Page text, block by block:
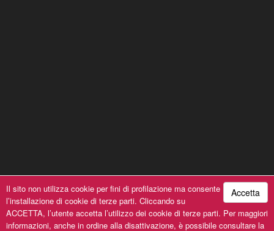
A Cantin-à du Pusu © 2019, All Rights Reserved | P.iva
00154030993 | Powered bySeFla System srl
Accetta
Il sito non utilizza cookie per fini di profilazione ma consente
l’installazione di cookie di terze parti. Cliccando su
ACCETTA, l’utente accetta l’utilizzo dei cookie di terze parti. Per maggiori
informazioni, anche in ordine alla disattivazione, è possibile consultare la